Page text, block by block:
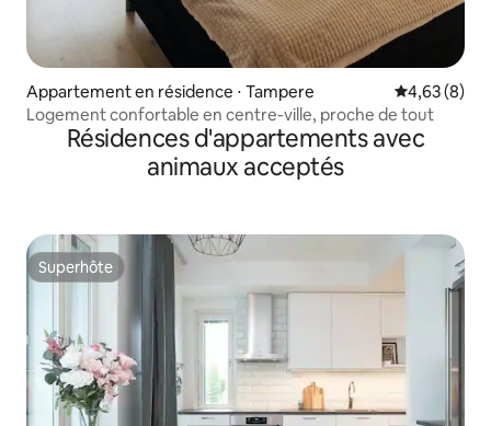
Appartement en résidence ⋅ Tampere Évaluation
4,63 (8)
Logement confortable en centre-ville, proche de tout
Résidences d'appartements avec
animaux acceptés
Superhôte
Superhôte